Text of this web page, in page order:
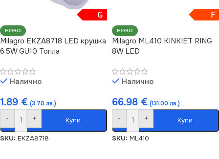
G
НОВО
Milagro EKZA8718 LED крушка
6.5W GU10 Топла
Налично
1.89 € (3.70 лв.)
- + Купи
SKU: EKZA8718
F
НОВО
Milagro ML410 KINKIET RING
8W LED
Налично
66.98 € (131.00 лв.)
- + Купи
SKU: ML410